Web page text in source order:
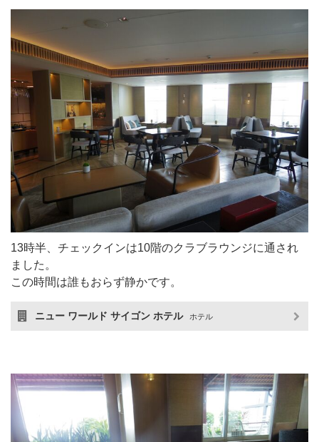
13時半、チェックインは10階のクラブラウンジに通され
ました。
この時間は誰もおらず静かです。
ニュー ワールド サイゴン ホテル ホテル